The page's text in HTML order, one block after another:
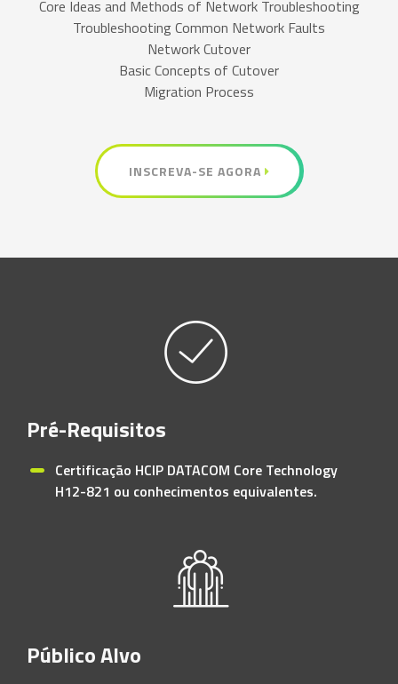
Core Ideas and Methods of Network Troubleshooting
Troubleshooting Common Network Faults
Network Cutover
Basic Concepts of Cutover
Migration Process
INSCREVA-SE AGORA
Pré-Requisitos
Certificação HCIP DATACOM Core Technology
H12-821 ou conhecimentos equivalentes.
Público Alvo